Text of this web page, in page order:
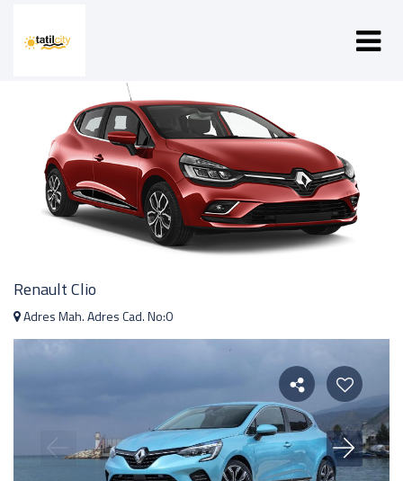
Renault Clio
Adres Mah. Adres Cad. No:0